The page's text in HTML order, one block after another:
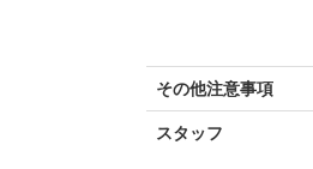
その他注意事項
スタッフ